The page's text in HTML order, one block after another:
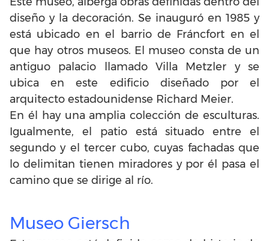
diseño y la decoración. Se inauguró en 1985 y
está ubicado en el barrio de Fráncfort en el
que hay otros museos. El museo consta de un
antiguo palacio llamado Villa Metzler y se
ubica en este edificio diseñado por el
arquitecto estadounidense Richard Meier.
En él hay una amplia colección de esculturas.
Igualmente, el patio está situado entre el
segundo y el tercer cubo, cuyas fachadas que
lo delimitan tienen miradores y por él pasa el
camino que se dirige al río.
Museo Giersch